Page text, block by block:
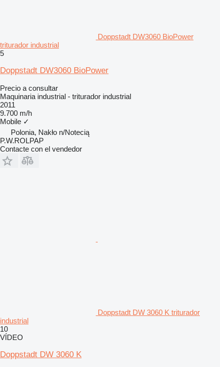
Doppstadt DW3060 BioPower
triturador industrial
5
Doppstadt DW3060 BioPower
Precio a consultar
Maquinaria industrial - triturador industrial
2011
9.700 m/h
Mobile ✓
Polonia, Nakło n/Notecią
P.W.ROLPAP
Contacte con el vendedor
Doppstadt DW 3060 K triturador
industrial
10
VÍDEO
Doppstadt DW 3060 K